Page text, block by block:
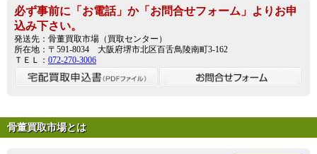
必ず事前に「お電話」か「お問合せフォーム」よりお申
込み下さい。
発送先：骨董買取市場（買取センター）
所在地：〒591-8034 大阪府堺市北区百舌鳥陵南町3-162
ＴＥＬ： 072-270-3006
骨董買取市場とは